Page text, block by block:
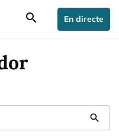
search En directe
search